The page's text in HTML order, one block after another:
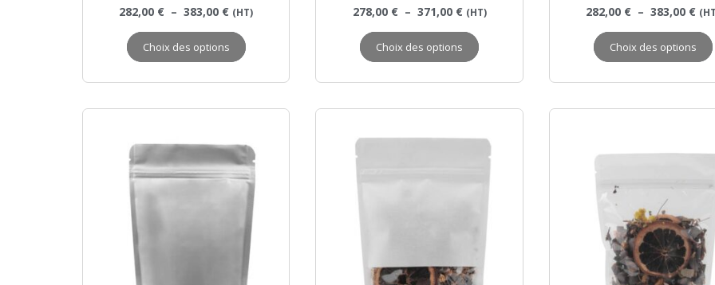
282,00 € – 383,00 € (HT)
Choix des options
278,00 € – 371,00 € (HT)
Choix des options
282,00 € – 383,00 €
Choix des options